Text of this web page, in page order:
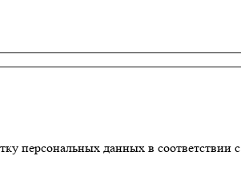
персональных данных в соответствии с